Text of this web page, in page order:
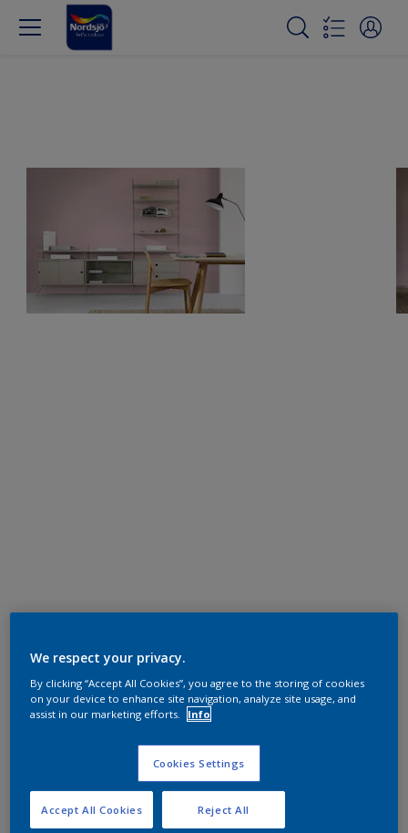
We respect your privacy.
By clicking “Accept All Cookies”, you agree to the storing of cookies
on your device to enhance site navigation, analyze site usage, and
assist in our marketing efforts.
Info
Cookies Settings
Reject All
Accept All Cookies